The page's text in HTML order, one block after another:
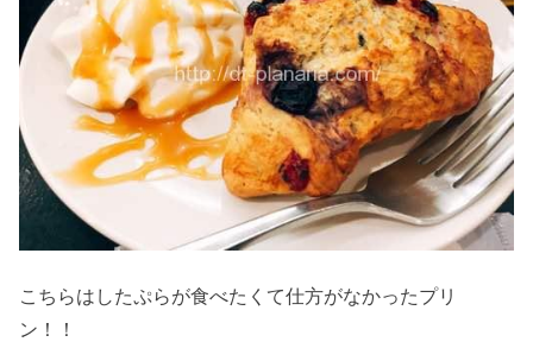
こちらはしたぷらが食べたくて仕方がなかったプリ
ン！！